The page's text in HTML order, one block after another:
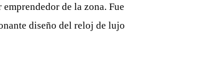
de la zona. Fue
diseño del reloj de lujo